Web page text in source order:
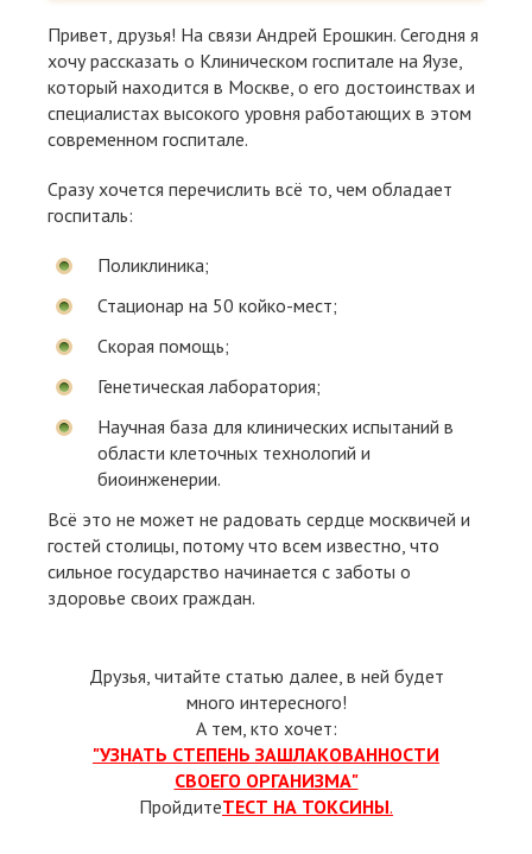
Привет, друзья! На связи Андрей Ерошкин. Сегодня я
хочу рассказать о Клиническом госпитале на Яузе,
который находится в Москве, о его достоинствах и
специалистах высокого уровня работающих в этом
современном госпитале.
Сразу хочется перечислить всё то, чем обладает
госпиталь:
Поликлиника;
Стационар на 50 койко-мест;
Скорая помощь;
Генетическая лаборатория;
Научная база для клинических испытаний в
области клеточных технологий и
биоинженерии.
Всё это не может не радовать сердце москвичей и
гостей столицы, потому что всем известно, что
сильное государство начинается с заботы о
здоровье своих граждан.
Друзья, читайте статью далее, в ней будет
много интересного!
А тем, кто хочет:
"УЗНАТЬ СТЕПЕНЬ ЗАШЛАКОВАННОСТИ
СВОЕГО ОРГАНИЗМА"
ПройдитеТЕСТ НА ТОКСИНЫ.